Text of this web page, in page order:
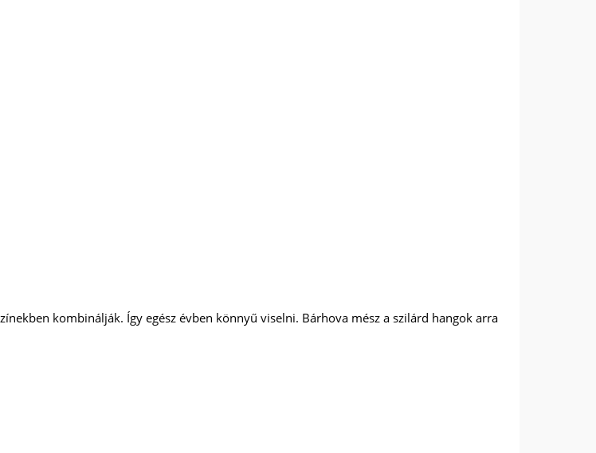
kombinálják. Így egész évben könnyű viselni. Bárhova mész a szilárd hangok arra